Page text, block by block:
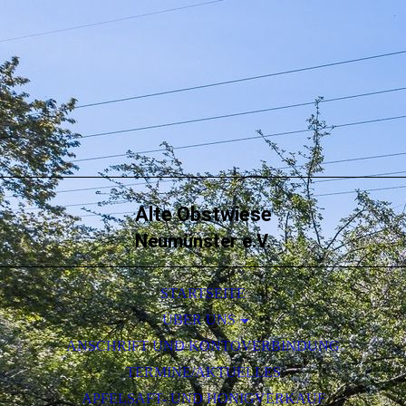
Alte Obstwiese
Neumünster e.V.
STARTSEITE
ÜBER UNS
SORTENLISTE DES OBSTES
ANSCHRIFT UND KONTOVERBINDUNG
TERMINE/AKTUELLES
APFELSAFT- UND HONIGVERKAUF